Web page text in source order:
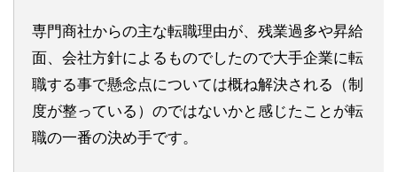
専門商社からの主な転職理由が、残業過多や昇給
面、会社方針によるものでしたので大手企業に転
職する事で懸念点については概ね解決される（制
度が整っている）のではないかと感じたことが転
職の一番の決め手です。